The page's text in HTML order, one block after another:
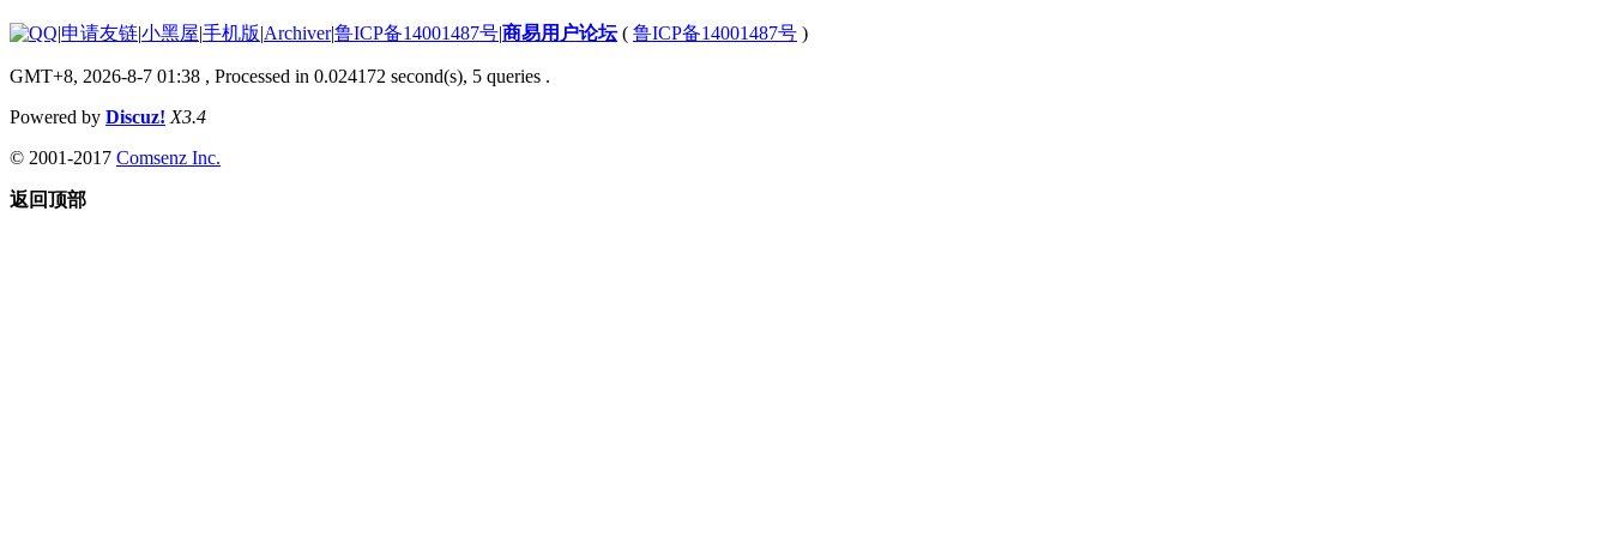
|申请友链|小黑屋|手机版|Archiver|鲁ICP备14001487号|商易用户论坛( 鲁ICP备14001487号 )
GMT+8, 2026-8-7 01:38 , Processed in 0.024172 second(s), 5 queries .
Powered by Discuz! X3.4
© 2001-2017 Comsenz Inc.
返回顶部